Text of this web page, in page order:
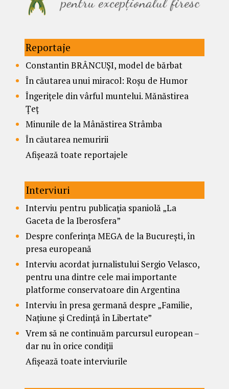
Reportaje
Constantin BRÂNCUȘI, model de bărbat
În căutarea unui miracol: Roșu de Humor
Îngerițele din vârful muntelui. Mănăstirea
Țeț
Minunile de la Mânăstirea Strâmba
În căutarea nemuririi
Afișează toate reportajele
Interviuri
Interviu pentru publicația spaniolă „La
Gaceta de la Iberosfera”
Despre conferința MEGA de la București, în
presa europeană
Interviu acordat jurnalistului Sergio Velasco,
pentru una dintre cele mai importante
platforme conservatoare din Argentina
Interviu în presa germană despre „Familie,
Națiune și Credință în Libertate”
Vrem să ne continuăm parcursul european –
dar nu în orice condiții
Afișează toate interviurile